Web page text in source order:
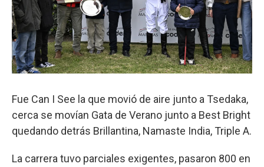
Fue Can I See la que movió de aire junto a Tsedaka,
cerca se movían Gata de Verano junto a Best Bright
quedando detrás Brillantina, Namaste India, Triple A.
La carrera tuvo parciales exigentes, pasaron 800 en